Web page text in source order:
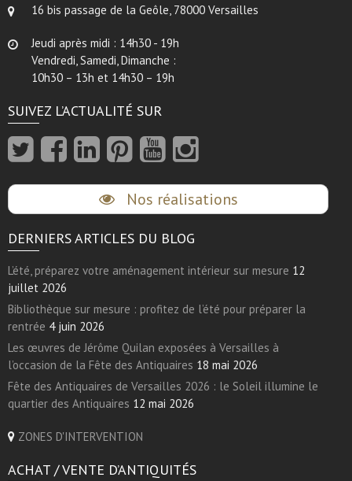
16 bis passage de la Geôle, 78000 Versailles
Jeudi après midi : 14h30 - 19h
Vendredi, Samedi, Dimanche :
10h30 – 13h et 14h30 – 19h
SUIVEZ L’ACTUALITÉ SUR
Nos réalisations
DERNIERS ARTICLES DU BLOG
L’été, préparez votre aménagement intérieur sur mesure 12
juillet 2026
Bibliothèque sur mesure : profitez de l’été pour préparer la
rentrée 4 juin 2026
Les œuvres de Jérôme Quilan exposées à Versailles à
l’occasion de la Fête des Antiquaires 18 mai 2026
Fête des Antiquaires de Versailles 2026 : le Soleil illumine le
quartier des Antiquaires 12 mai 2026
ZONES D'INTERVENTION
ACHAT / VENTE D’ANTIQUITÉS